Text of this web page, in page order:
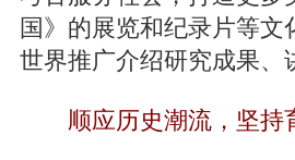
国》的展览和纪录片等文
世界推广介绍研究成果、
顺应历史潮流，坚持